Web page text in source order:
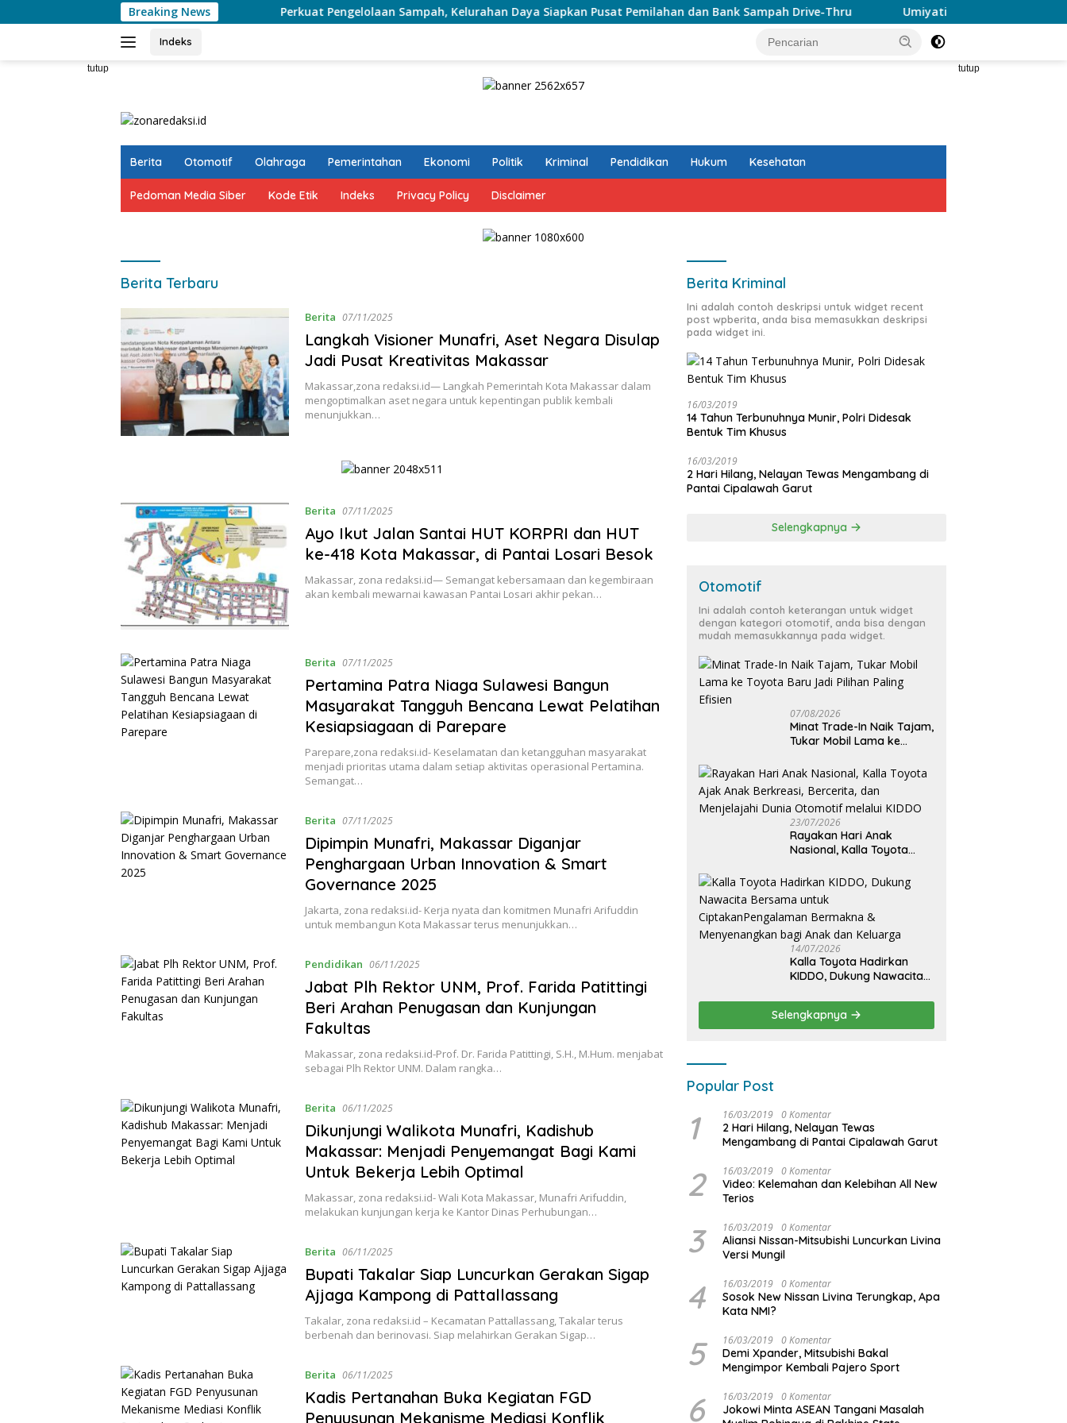
ke
Breaking News Perkuat Pengelolaan Sampah, Kelurahan Daya Siapkan Pusat Pemilahan dan Bank Sampah Drive-Thru Umiyati Puji KONI Makassar Pastikan
Indeks
tutup tutup
Berita Otomotif Olahraga Pemerintahan Ekonomi Politik Kriminal Pendidikan Hukum Kesehatan
Pedoman Media Siber Kode Etik Indeks Privacy Policy Disclaimer
zonaredaksi.id
Berita Terbaru
Berita 07/11/2025
Langkah Visioner Munafri, Aset Negara Disulap
Jadi Pusat Kreativitas Makassar
Makassar,zona redaksi.id— Langkah Pemerintah Kota Makassar dalam
mengoptimalkan aset negara untuk kepentingan publik kembali
menunjukkan…
Berita 07/11/2025
Ayo Ikut Jalan Santai HUT KORPRI dan HUT
ke-418 Kota Makassar, di Pantai Losari Besok
Makassar, zona redaksi.id— Semangat kebersamaan dan kegembiraan
akan kembali mewarnai kawasan Pantai Losari akhir pekan…
Berita 07/11/2025
Pertamina Patra Niaga Sulawesi Bangun
Masyarakat Tangguh Bencana Lewat Pelatihan
Kesiapsiagaan di Parepare
Parepare,zona redaksi.id- Keselamatan dan ketangguhan masyarakat
menjadi prioritas utama dalam setiap aktivitas operasional Pertamina.
Semangat…
Berita 07/11/2025
Dipimpin Munafri, Makassar Diganjar
Penghargaan Urban Innovation & Smart
Governance 2025
Jakarta, zona redaksi.id- Kerja nyata dan komitmen Munafri Arifuddin
untuk membangun Kota Makassar terus menunjukkan…
Pendidikan 06/11/2025
Jabat Plh Rektor UNM, Prof. Farida Patittingi
Beri Arahan Penugasan dan Kunjungan
Fakultas
Makassar, zona redaksi.id-Prof. Dr. Farida Patittingi, S.H., M.Hum. menjabat
sebagai Plh Rektor UNM. Dalam rangka…
Berita 06/11/2025
Dikunjungi Walikota Munafri, Kadishub
Makassar: Menjadi Penyemangat Bagi Kami
Untuk Bekerja Lebih Optimal
Makassar, zona redaksi.id- Wali Kota Makassar, Munafri Arifuddin,
melakukan kunjungan kerja ke Kantor Dinas Perhubungan…
Berita 06/11/2025
Bupati Takalar Siap Luncurkan Gerakan Sigap
Ajjaga Kampong di Pattallassang
Takalar, zona redaksi.id – Kecamatan Pattallassang, Takalar terus
berbenah dan berinovasi. Siap melahirkan Gerakan Sigap…
Berita 06/11/2025
Kadis Pertanahan Buka Kegiatan FGD
Penyusunan Mekanisme Mediasi Konflik
Berita Kriminal
Ini adalah contoh deskripsi untuk widget recent
post wpberita, anda bisa memasukkan deskripsi
pada widget ini.
16/03/2019
14 Tahun Terbunuhnya Munir, Polri Didesak
Bentuk Tim Khusus
16/03/2019
2 Hari Hilang, Nelayan Tewas Mengambang di
Pantai Cipalawah Garut
Selengkapnya
Otomotif
Ini adalah contoh keterangan untuk widget
dengan kategori otomotif, anda bisa dengan
mudah memasukkannya pada widget.
07/08/2026
Minat Trade-In Naik Tajam,
Tukar Mobil Lama ke
Paling Efisien
23/07/2026
Rayakan Hari Anak
Nasional, Kalla Toyota
Bercerita, dan Menjelajahi
Dunia Otomotif melalui
KIDDO
14/07/2026
Kalla Toyota Hadirkan
KIDDO, Dukung Nawacita
CiptakanPengalaman
Bermakna &
Menyenangkan bagi Anak
Selengkapnya
Popular Post
1 16/03/2019 0 Komentar
2 Hari Hilang, Nelayan Tewas
Mengambang di Pantai Cipalawah Garut
2 16/03/2019 0 Komentar
Video: Kelemahan dan Kelebihan All New
Terios
3 16/03/2019 0 Komentar
Aliansi Nissan-Mitsubishi Luncurkan Livina
Versi Mungil
4 16/03/2019 0 Komentar
Sosok New Nissan Livina Terungkap, Apa
Kata NMI?
5 16/03/2019 0 Komentar
Demi Xpander, Mitsubishi Bakal
Mengimpor Kembali Pajero Sport
6 16/03/2019 0 Komentar
Jokowi Minta ASEAN Tangani Masalah